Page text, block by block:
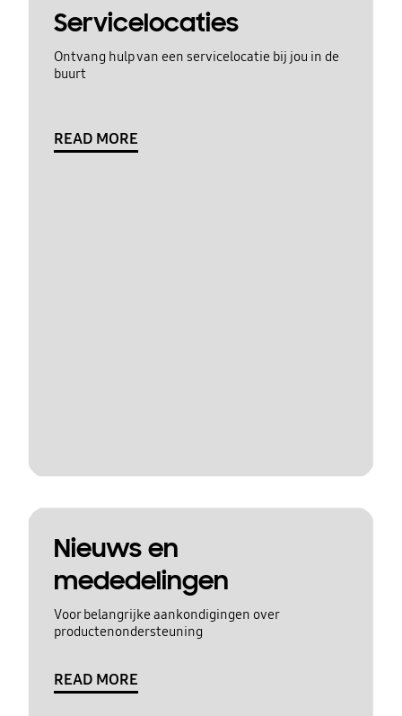
Servicelocaties
Ontvang hulp van een servicelocatie bij jou in de
buurt
READ MORE
Nieuws en
mededelingen
Voor belangrijke aankondigingen over
productenondersteuning
READ MORE